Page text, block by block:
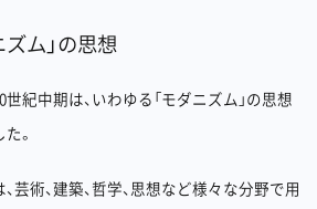
ム」の思想
紀中期は、いわゆる「モダニズム」の思想
。
芸術、建築、哲学、思想など様々な分野で用